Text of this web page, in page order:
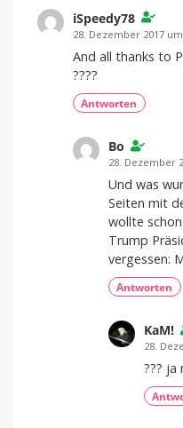
iSpeedy78
28. Dezember 2017
And all thanks to
????
Antworten
Bo
28. Dezember
Und was
Seiten mit
wollte
Trump
vergessen:
Antworten
KaM!
28.
??? ja